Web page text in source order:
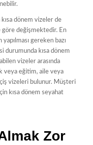
kısa dönem vizeler de
değişmektedir. En
gereken bazı
durumunda kısa dönem
vizeler arasında
eğitim, aile veya
vizeleri bulunur. Müşteri
kısa dönem seyahat
Zor